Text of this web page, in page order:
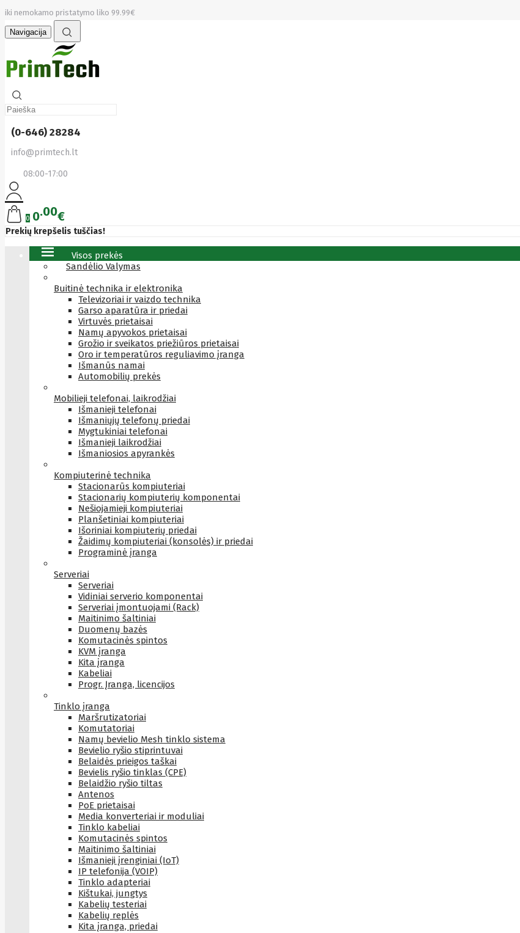
iki nemokamo pristatymo liko 99.99€
Navigacija
(0-646) 28284
info@primtech.lt
08:00-17:00
0 0 00€
Prekių krepšelis tuščias!
Visos prekės
Sandėlio Valymas
Buitinė technika ir elektronika
Televizoriai ir vaizdo technika
Garso aparatūra ir priedai
Virtuvės prietaisai
Namų apyvokos prietaisai
Grožio ir sveikatos priežiūros prietaisai
Oro ir temperatūros reguliavimo įranga
Išmanūs namai
Automobilių prekės
Mobilieji telefonai, laikrodžiai
Išmanieji telefonai
Išmaniųjų telefonų priedai
Mygtukiniai telefonai
Išmanieji laikrodžiai
Išmaniosios apyrankės
Kompiuterinė technika
Stacionarūs kompiuteriai
Stacionarių kompiuterių komponentai
Nešiojamieji kompiuteriai
Planšetiniai kompiuteriai
Išoriniai kompiuterių priedai
Žaidimų kompiuteriai (konsolės) ir priedai
Programinė įranga
Serveriai
Serveriai
Vidiniai serverio komponentai
Serveriai įmontuojami (Rack)
Maitinimo šaltiniai
Duomenų bazės
Komutacinės spintos
KVM įranga
Kita įranga
Kabeliai
Progr. Įranga, licencijos
Tinklo įranga
Maršrutizatoriai
Komutatoriai
Namų bevielio Mesh tinklo sistema
Bevielio ryšio stiprintuvai
Belaidės prieigos taškai
Bevielis ryšio tinklas (CPE)
Belaidžio ryšio tiltas
Antenos
PoE prietaisai
Media konverteriai ir moduliai
Tinklo kabeliai
Komutacinės spintos
Maitinimo šaltiniai
Išmanieji įrenginiai (IoT)
IP telefonija (VOIP)
Tinklo adapteriai
Kištukai, jungtys
Kabelių testeriai
Kabelių replės
Kita įranga, priedai